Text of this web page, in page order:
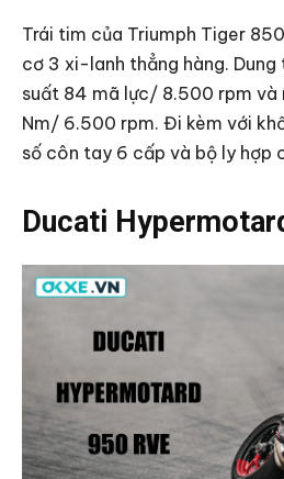
Trái tim của Triumph Tiger
cơ 3 xi-lanh thẳng hàng.
suất 84 mã lực/ 8.500 rpm
Nm/ 6.500 rpm. Đi kèm với
số côn tay 6 cấp và bộ ly hợp
Ducati